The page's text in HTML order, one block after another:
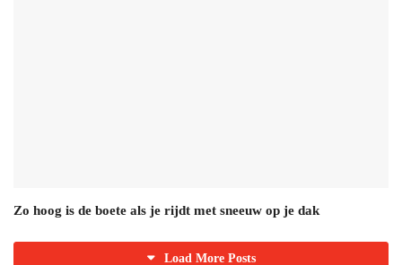
Zo hoog is de boete als je rijdt met sneeuw op je dak
Load More Posts